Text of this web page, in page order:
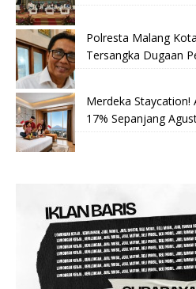
Polresta Malang
Tersangka Dugaan
Merdeka
17% Sepanjang